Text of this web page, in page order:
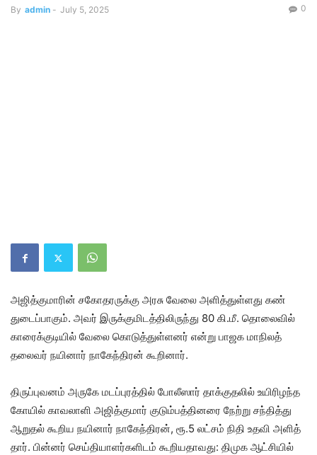
By admin - July 5, 2025 0
அஜித்​கு​மாரின் சகோ​தரருக்கு அரசு வேலை அளித்​துள்​ளது கண்​
துடைப்​பாகும். அவர் இருக்​குமிடத்​திலிருந்து 80 கி.மீ. தொலை​வில்
காரைக்​குடி​யில் வேலை கொடுத்​துள்​ளனர் என்று பாஜக மாநிலத்
தலை​வர் நயி​னார் நாகேந்​திரன் கூறி​னார்.
திருப்​புவனம் அருகே மடப்​புரத்​தில் போலீ​ஸார் தாக்​குதலில் உயி​ரிழந்த
கோயில் காவலாளி அஜித்​கு​மார் குடும்​பத்​தினரை நேற்று சந்​தித்து
ஆறு​தல் கூறிய நயி​னார் நாகேந்​திரன், ரூ.5 லட்​சம் நிதி​ உதவி அளித்​
தார். பின்​னர் செய்​தி​யாளர்​களிடம் கூறியதாவது: திமுக ஆட்​சி​யில்